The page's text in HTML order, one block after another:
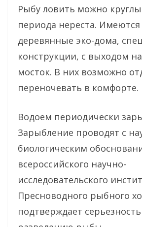
Рыбу ловить можно
периода нереста.
деревянные эко-дома,
конструкции, с выходом
мосток. В них возможно
переночевать в комфорте.
Водоем периодически
Зарыбление проводят с
биологическим
всероссийского научно-
исследовательского
Пресноводного рыбного
подтверждает